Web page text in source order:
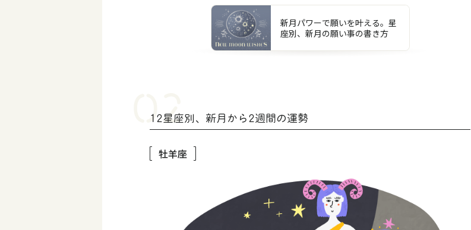
新月パワーで願いを叶える。星
座別、新月の願い事の書き方
12星座別、新月から2週間の運勢
牡羊座